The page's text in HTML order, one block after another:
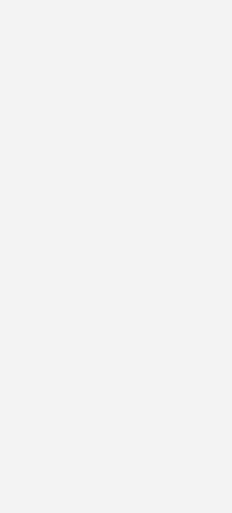
steht es um die
im Fensterbau. Was Endkunden oft
verschweigen – dabei liegt hier ein
Wir decken im Podcast auf, wo Service-